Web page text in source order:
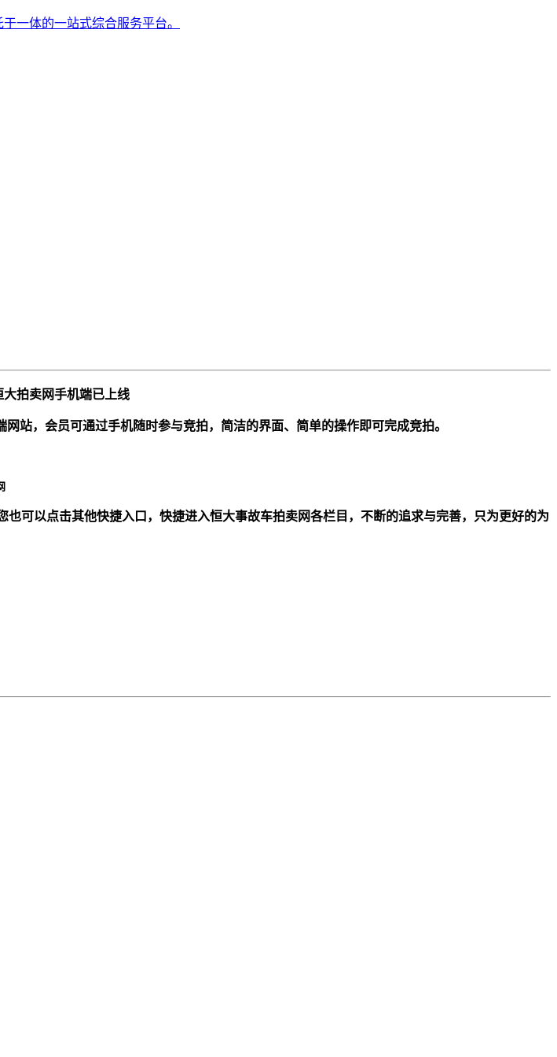
一体的一站式综合服务平台。
大拍卖网手机端已上线
网站，会员可通过手机随时参与竞拍，简洁的界面、简单的操作即可完成竞拍。
以点击其他快捷入口，快捷进入恒大事故车拍卖网各栏目，不断的追求与完善，只为更好的为